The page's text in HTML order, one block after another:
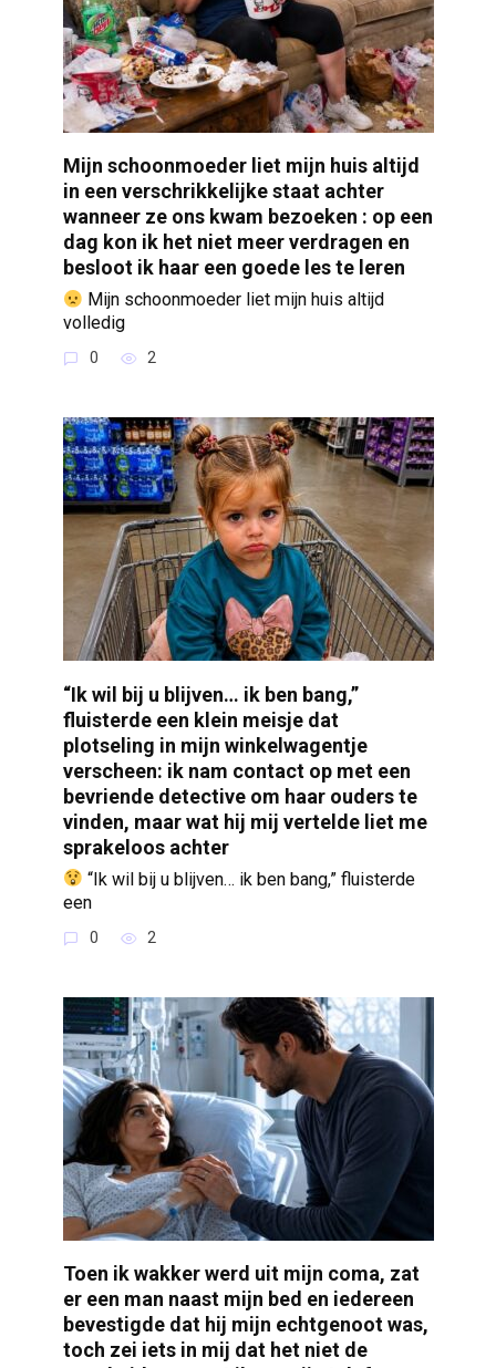
Mijn schoonmoeder liet mijn huis altijd
in een verschrikkelijke staat achter
wanneer ze ons kwam bezoeken : op een
dag kon ik het niet meer verdragen en
besloot ik haar een goede les te leren
Mijn schoonmoeder liet mijn huis altijd
volledig
0 2
“Ik wil bij u blijven… ik ben bang,”
fluisterde een klein meisje dat
plotseling in mijn winkelwagentje
verscheen: ik nam contact op met een
bevriende detective om haar ouders te
vinden, maar wat hij mij vertelde liet me
sprakeloos achter
“Ik wil bij u blijven… ik ben bang,” fluisterde
een
0 2
Toen ik wakker werd uit mijn coma, zat
er een man naast mijn bed en iedereen
bevestigde dat hij mijn echtgenoot was,
toch zei iets in mij dat het niet de